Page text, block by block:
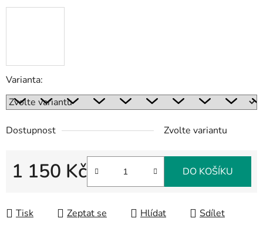
Varianta:
Dostupnost Zvolte variantu
1 150 Kč DO KOŠÍKU
Tisk Zeptat se Hlídat Sdílet